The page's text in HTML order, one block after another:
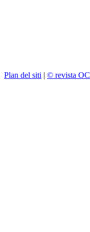
Plan del siti | © revista OC